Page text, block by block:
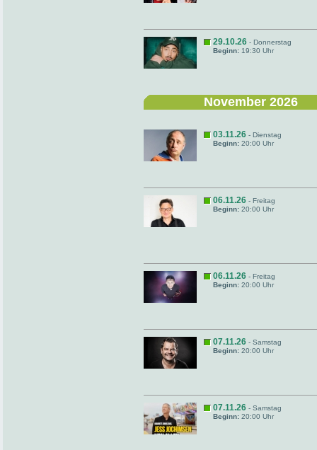
29.10.26 - Donnerstag
Beginn: 19:30 Uhr
November 2026
03.11.26 - Dienstag
Beginn: 20:00 Uhr
06.11.26 - Freitag
Beginn: 20:00 Uhr
06.11.26 - Freitag
Beginn: 20:00 Uhr
07.11.26 - Samstag
Beginn: 20:00 Uhr
07.11.26 - Samstag
Beginn: 20:00 Uhr